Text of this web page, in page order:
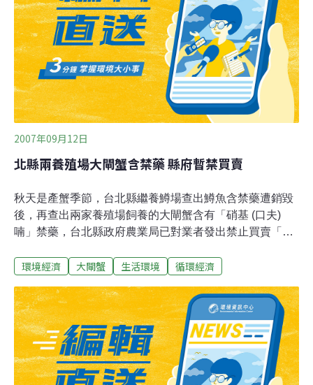
閘蟹「寄養」於此，當地稱為「洗澡蟹」。這些不肖業者
使用稀硫酸清洗外來客，使其光亮潔白，以符合正宗大閘
蟹第一特徵「肚白」，至於「青殼、金爪、黃毛」等特
點，一般消費者不易分辨而容易上當。蔣金龍說，去年當
局查獲一家違法業者，
2007年09月12日
北縣兩養殖場大閘蟹含禁藥 縣府暫禁買賣
秋天是產蟹季節，台北縣繼養鱒場查出鱒魚含禁藥遭銷毀
後，再查出兩家養殖場飼養的大閘蟹含有「硝基 (口夫)
喃」禁藥，台北縣政府農業局已對業者發出禁止買賣「管
殖場。農業局長吳建興說「硝基 (口夫)喃」是類似抗生素
人體，已被政府列為禁藥。吳建興強調，在約一到兩周的
停藥期後，農業局將再進行複檢，若複檢不合格，縣府就
不准業者對外買賣大閘蟹。除了不合格養殖場外，台北縣
仍有兩家養殖場飼養大閘蟹，農業局近期將會進行檢驗，
若驗出禁藥，仍將予以禁止移動處分。
環境經濟 大閘蟹 生活環境 循環經濟